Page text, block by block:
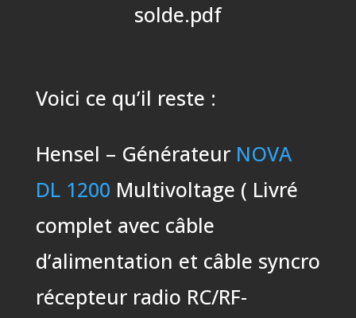
solde.pdf
Voici ce qu’il reste :
Hensel – Générateur NOVA
DL 1200 Multivoltage ( Livré
complet avec câble
d’alimentation et câble syncro
récepteur radio RC/RF-